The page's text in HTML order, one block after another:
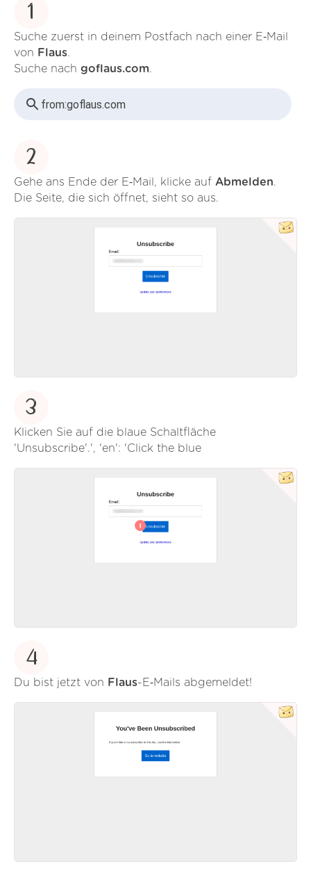
1
Suche zuerst in deinem Postfach nach einer E‑Mail
von Flaus.
Suche nach goflaus.com.
from:goflaus.com
2
Gehe ans Ende der E‑Mail, klicke auf Abmelden.
Die Seite, die sich öffnet, sieht so aus.
3
Klicken Sie auf die blaue Schaltfläche
'Unsubscribe'.', 'en': 'Click the blue
4
Du bist jetzt von Flaus-E‑Mails abgemeldet!